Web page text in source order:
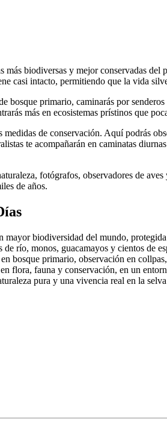
más biodiversas y mejor conservadas
casi intacto, permitiendo que la vida
bosque primario, caminarás por
más en ecosistemas prístinos que
de conservación. Aquí podrás
te acompañarán en caminatas
fotógrafos, observadores de
de años.
mayor biodiversidad del mundo,
río, monos, guacamayos y cientos de
bosque primario, observación en
flora, fauna y conservación, en un
pura y una vivencia real en la